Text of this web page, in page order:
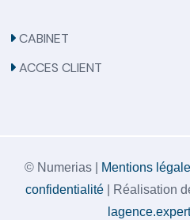
CABINET
ACCES CLIENT
© Numerias | Mentions
confidentialité | Réalisation
lagence.expert